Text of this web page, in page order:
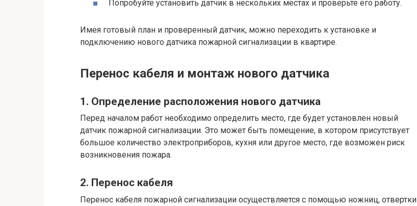
Попробуйте установить датчик в нескольких местах и проверьте его работу.
Имея готовый план и проверенный датчик, можно переходить к установке и
подключению нового датчика пожарной сигнализации в квартире.
Перенос кабеля и монтаж нового датчика
1. Определение расположения нового датчика
Перед началом работ необходимо определить место, где будет установлен новый
датчик пожарной сигнализации. Это может быть помещение, в котором присутствует
большое количество электроприборов, кухня или другое место, где возможен риск
возникновения пожара.
2. Перенос кабеля
Перенос кабеля пожарной сигнализации осуществляется с помощью ножниц, отвертки